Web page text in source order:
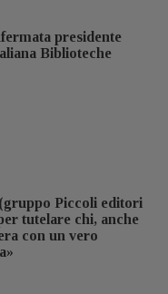
presidente
Biblioteche
Piccoli editori
tutelare chi, anche
con un vero